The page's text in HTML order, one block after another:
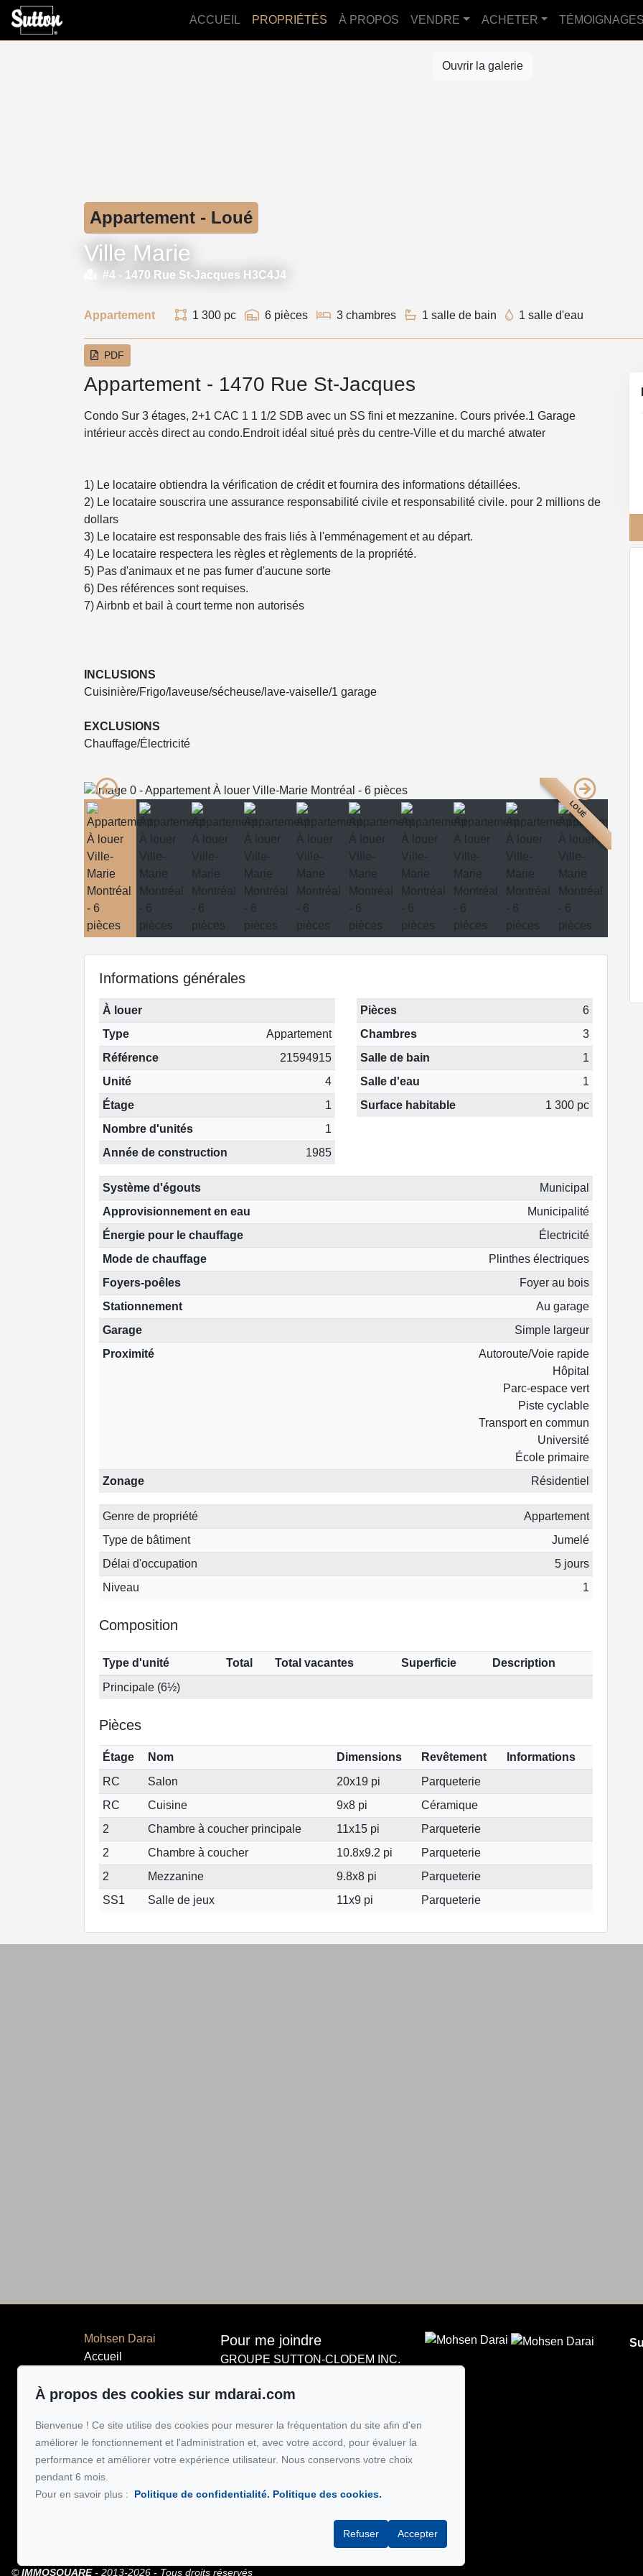
ACCUEIL PROPRIÉTÉS À PROPOS VENDRE ACHETER TÉMOIGNAGES
Ouvrir la galerie
Appartement - Loué
Ville Marie
#4 - 1470 Rue St-Jacques H3C4J4
Appartement 1 300 pc 6 pièces 3 chambres 1 salle de bain 1 salle d'eau
PDF
Appartement - 1470 Rue St-Jacques
Condo Sur 3 étages, 2+1 CAC 1 1 1/2 SDB avec un SS fini et mezzanine. Cours privée.1 Garage
intérieur accès direct au condo.Endroit idéal situé près du centre-Ville et du marché atwater
1) Le locataire obtiendra la vérification de crédit et fournira des informations détaillées.
2) Le locataire souscrira une assurance responsabilité civile et responsabilité civile. pour 2 millions de
dollars
3) Le locataire est responsable des frais liés à l'emménagement et au départ.
4) Le locataire respectera les règles et règlements de la propriété.
5) Pas d'animaux et ne pas fumer d'aucune sorte
6) Des références sont requises.
7) Airbnb et bail à court terme non autorisés
INCLUSIONS
Cuisinière/Frigo/laveuse/sécheuse/lave-vaiselle/1 garage
EXCLUSIONS
Chauffage/Électricité
LOUÉ
Informations générales
À louer
Type
Appartement
Référence
21594915
Unité
4
Étage
1
Nombre d'unités
1
Année de construction
1985
Pièces
6
Chambres
3
Salle de bain
1
Salle d'eau
1
Surface habitable
1 300 pc
Système d'égouts
Municipal
Approvisionnement en eau
Municipalité
Énergie pour le chauffage
Électricité
Mode de chauffage
Plinthes électriques
Foyers-poêles
Foyer au bois
Stationnement
Au garage
Garage
Simple largeur
Proximité
Autoroute/Voie rapide
Hôpital
Parc-espace vert
Piste cyclable
Transport en commun
Université
École primaire
Zonage
Résidentiel
Genre de propriété
Appartement
Type de bâtiment
Jumelé
Délai d'occupation
5 jours
Niveau
1
Composition
Type d'unité Total Total vacantes Superficie
Description
Principale (6½)
Pièces
Étage Nom Dimensions Revêtement
Informations
RC
Salon 20x19 pi
Parqueterie
RC
Cuisine 9x8 pi
Céramique
2
Chambre à coucher principale 11x15 pi
Parqueterie
2
Chambre à coucher 10.8x9.2 pi
Parqueterie
2
Mezzanine 9.8x8 pi
Parqueterie
SS1
Salle de jeux 11x9 pi Parqueterie
Mohsen Darai
Accueil
À propos
Acheter
Témoignages
Blog
Sutton secur
Pour me joindre
GROUPE SUTTON-CLODEM INC.
©IMMOSQUARE- 2013-2026 - Tous droits réservés
À propos des cookies sur mdarai.com
Bienvenue ! Ce site utilise des cookies pour mesurer la fréquentation du site afin d'en
améliorer le fonctionnement et l'administration et, avec votre accord, pour évaluer la
performance et améliorer votre expérience utilisateur. Nous conservons votre choix
pendant 6 mois.
Pour en savoir plus :
Politique de confidentialité. Politique des cookies.
Refuser Accepter